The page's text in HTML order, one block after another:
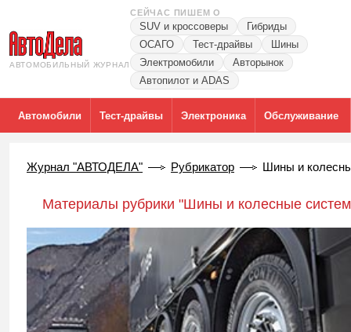
АВТОМОБИЛЬНЫЙ ЖУРНАЛ
СЕЙЧАС ПИШЕМ О
SUV и кроссоверы
Гибриды
ОСАГО
Тест-драйвы
Шины
Электромобили
Авторынок
Автопилот и ADAS
Автомобили Тест-драйвы Электроника Обслуживание
Журнал "АВТОДЕЛА" Рубрикатор Шины и
Материалы рубрики "Шины и колесные